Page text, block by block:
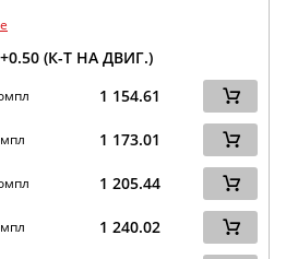
(К-Т НА ДВИГ.)
1 154.61
1 173.01
1 205.44
1 240.02